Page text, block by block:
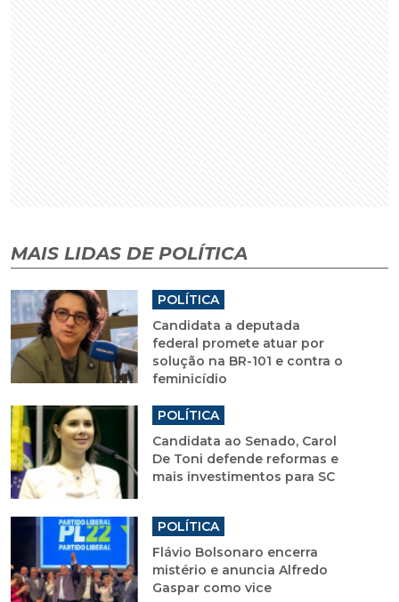
MAIS LIDAS DE POLÍTICA
POLÍTICA
Candidata a deputada
federal promete atuar por
solução na BR-101 e contra o
feminicídio
POLÍTICA
Candidata ao Senado, Carol
De Toni defende reformas e
mais investimentos para SC
POLÍTICA
Flávio Bolsonaro encerra
mistério e anuncia Alfredo
Gaspar como vice